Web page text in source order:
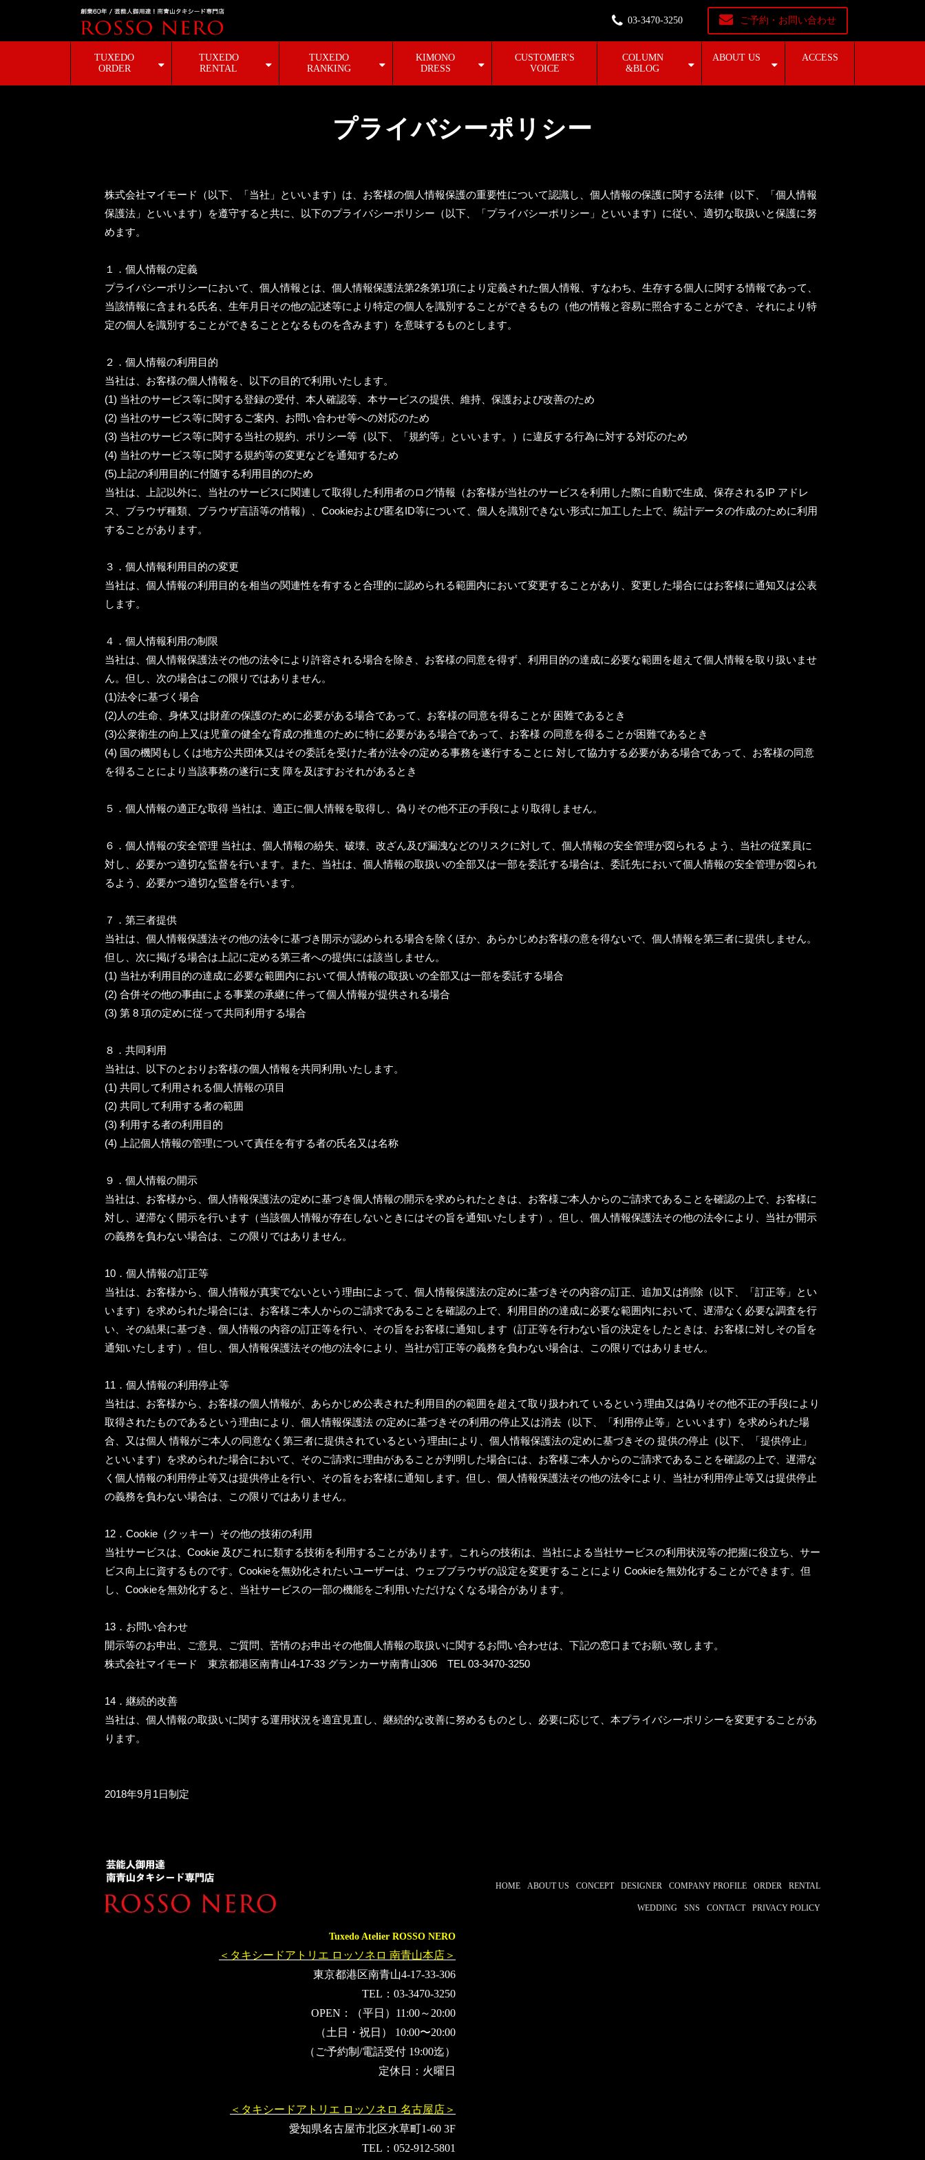
03-3470-3250 ご予約・お問い合わせ
TUXEDO
ORDER
TUXEDO
RENTAL
TUXEDO
RANKING
KIMONO
DRESS
CUSTOMER'S
VOICE
COLUMN
&BLOG
ABOUT US ACCESS
プライバシーポリシー
株式会社マイモード
（以下、「当社」といいます）は、お客様の個人情報保護の重要性について認識し、個人情報の保護に関する法律（以下、「個人情報
保護法」といいます）を遵守すると共に、以下のプライバシーポリシー（以下、「プライバシーポリシー」といいます）に従い、適切な取扱いと保護に努
めます。
１．個人情報の定義
プライバシーポリシーにおいて、個人情報とは、個人情報保護法第2条第1項により定義された個人情報、すなわち、生存する個人に関する情報であって、
当該情報に含まれる氏名、生年月日その他の記述等により特定の個人を識別することができるもの（他の情報と容易に照合することができ、それにより特
定の個人を識別することができることとなるものを含みます）を意味するものとします。
２．個人情報の利用目的
当社は、お客様の個人情報を、以下の目的で利用いたします。
(1) 当社のサービス等に関する登録の受付、本人確認等、本サービスの提供、維持、保護および改善のため
(2) 当社のサービス等に関するご案内、お問い合わせ等への対応のため
(3) 当社のサービス等に関する当社の規約、ポリシー等（以下、「規約等」といいます。）に違反する行為に対する対応のため
(4) 当社のサービス等に関する規約等の変更などを通知するため
(5)上記の利用目的に付随する利用目的のため
当社は、上記以外に、当社のサービスに関連して取得した利用者のログ情報（お客様が当社のサービスを利用した際に自動で生成、保存されるIP アドレ
ス、ブラウザ種類、ブラウザ言語等の情報）、Cookieおよび匿名ID等について、個人を識別できない形式に加工した上で、統計データの作成のために利用
することがあります。
３．個人情報利用目的の変更
当社は、個人情報の利用目的を相当の関連性を有すると合理的に認められる範囲内において変更することがあり、変更した場合にはお客様に通知又は公表
します。
４．個人情報利用の制限
当社は、個人情報保護法その他の法令により許容される場合を除き、お客様の同意を得ず、利用目的の達成に必要な範囲を超えて個人情報を取り扱いませ
ん。但し、次の場合はこの限りではありません。
(1)法令に基づく場合
(2)人の生命、身体又は財産の保護のために必要がある場合であって、お客様の同意を得ることが 困難であるとき
(3)公衆衛生の向上又は児童の健全な育成の推進のために特に必要がある場合であって、お客様 の同意を得ることが困難であるとき
(4) 国の機関もしくは地方公共団体又はその委託を受けた者が法令の定める事務を遂行することに 対して協力する必要がある場合であって、お客様の同意
を得ることにより当該事務の遂行に支 障を及ぼすおそれがあるとき
５．個人情報の適正な取得 当社は、適正に個人情報を取得し、偽りその他不正の手段により取得しません。
６．個人情報の安全管理 当社は、個人情報の紛失、破壊、改ざん及び漏洩などのリスクに対して、個人情報の安全管理が図られる よう、当社の従業員に
対し、必要かつ適切な監督を行います。また、当社は、個人情報の取扱いの全部又は一部を委託する場合は、委託先において個人情報の安全管理が図られ
るよう、必要かつ適切な監督を行います。
７．第三者提供
当社は、個人情報保護法その他の法令に基づき開示が認められる場合を除くほか、あらかじめお客様の意を得ないで、個人情報を第三者に提供しません。
但し、次に掲げる場合は上記に定める第三者への提供には該当しません。
(1) 当社が利用目的の達成に必要な範囲内において個人情報の取扱いの全部又は一部を委託する場合
(2) 合併その他の事由による事業の承継に伴って個人情報が提供される場合
(3) 第 8 項の定めに従って共同利用する場合
８．共同利用
当社は、以下のとおりお客様の個人情報を共同利用いたします。
(1) 共同して利用される個人情報の項目
(2) 共同して利用する者の範囲
(3) 利用する者の利用目的
(4) 上記個人情報の管理について責任を有する者の氏名又は名称
９．個人情報の開示
当社は、お客様から、個人情報保護法の定めに基づき個人情報の開示を求められたときは、お客様ご本人からのご請求であることを確認の上で、お客様に
対し、遅滞なく開示を行います（当該個人情報が存在しないときにはその旨を通知いたします）。但し、個人情報保護法その他の法令により、当社が開示
の義務を負わない場合は、この限りではありません。
10．個人情報の訂正等
当社は、お客様から、個人情報が真実でないという理由によって、個人情報保護法の定めに基づきその内容の訂正、追加又は削除（以下、「訂正等」とい
います）を求められた場合には、お客様ご本人からのご請求であることを確認の上で、利用目的の達成に必要な範囲内において、遅滞なく必要な調査を行
い、その結果に基づき、個人情報の内容の訂正等を行い、その旨をお客様に通知します（訂正等を行わない旨の決定をしたときは、お客様に対しその旨を
通知いたします）。但し、個人情報保護法その他の法令により、当社が訂正等の義務を負わない場合は、この限りではありません。
11．個人情報の利用停止等
当社は、お客様から、お客様の個人情報が、あらかじめ公表された利用目的の範囲を超えて取り扱われて いるという理由又は偽りその他不正の手段により
取得されたものであるという理由により、個人情報保護法 の定めに基づきその利用の停止又は消去（以下、「利用停止等」といいます）を求められた場
合、又は個人 情報がご本人の同意なく第三者に提供されているという理由により、個人情報保護法の定めに基づきその 提供の停止（以下、「提供停止」
といいます）を求められた場合において、そのご請求に理由があることが判明した場合には、お客様ご本人からのご請求であることを確認の上で、遅滞な
く個人情報の利用停止等又は提供停止を行い、その旨をお客様に通知します。但し、個人情報保護法その他の法令により、当社が利用停止等又は提供停止
の義務を負わない場合は、この限りではありません。
12．Cookie（クッキー）その他の技術の利用
当社サービスは、Cookie 及びこれに類する技術を利用することがあります。これらの技術は、当社による当社サービスの利用状況等の把握に役立ち、サー
ビス向上に資するものです。Cookieを無効化されたいユーザーは、ウェブブラウザの設定を変更することにより Cookieを無効化することができます。但
し、Cookieを無効化すると、当社サービスの一部の機能をご利用いただけなくなる場合があります。
13．お問い合わせ
開示等のお申出、ご意見、ご質問、苦情のお申出その他個人情報の取扱いに関するお問い合わせは、 下記の窓口までお願い致します。
株式会社マイモード 東京都港区南青山4-17-33 グランカーサ南青山306 TEL 03-3470-3250
14．継続的改善
当社は、個人情報の取扱いに関する運用状況を適宜見直し、継続的な改善に努めるものとし、必要に応じて、本プライバシーポリシーを変更することがあ
ります。
2018年9月1日制定
Tuxedo Atelier ROSSO NERO
＜タキシードアトリエ ロッソネロ 南青山本店＞
東京都港区南青山4-17-33-306
TEL：03-3470-3250
OPEN：（平日）11:00～20:00
（土日・祝日） 10:00〜20:00
（ご予約制/電話受付 19:00迄）
定休日：火曜日
＜タキシードアトリエ ロッソネロ 名古屋店＞
愛知県名古屋市北区水草町1-60 3F
TEL：052-912-5801
HOME ABOUT US CONCEPT DESIGNER COMPANY PROFILE ORDER RENTAL
WEDDING SNS CONTACT PRIVACY POLICY